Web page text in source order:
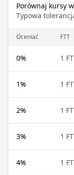
Porównaj kursy
Typowa
Oceniać FTT
0% 1
1% 1
2% 1
3% 1
4% 1